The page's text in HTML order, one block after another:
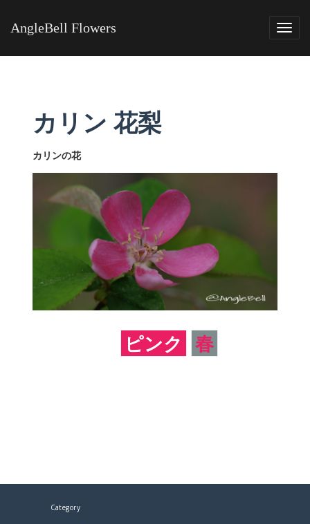
AngleBell Flowers
カリン 花梨
カリンの花
ピンク 春
Category